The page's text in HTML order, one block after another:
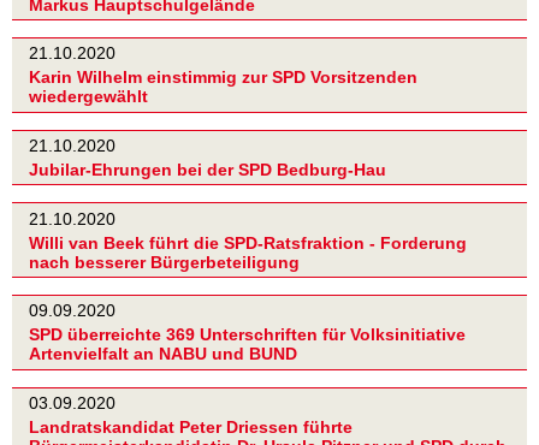
Markus Hauptschulgelände
21.10.2020
Karin Wilhelm einstimmig zur SPD Vorsitzenden
wiedergewählt
21.10.2020
Jubilar-Ehrungen bei der SPD Bedburg-Hau
21.10.2020
Willi van Beek führt die SPD-Ratsfraktion - Forderung
nach besserer Bürgerbeteiligung
09.09.2020
SPD überreichte 369 Unterschriften für Volksinitiative
Artenvielfalt an NABU und BUND
03.09.2020
Landratskandidat Peter Driessen führte